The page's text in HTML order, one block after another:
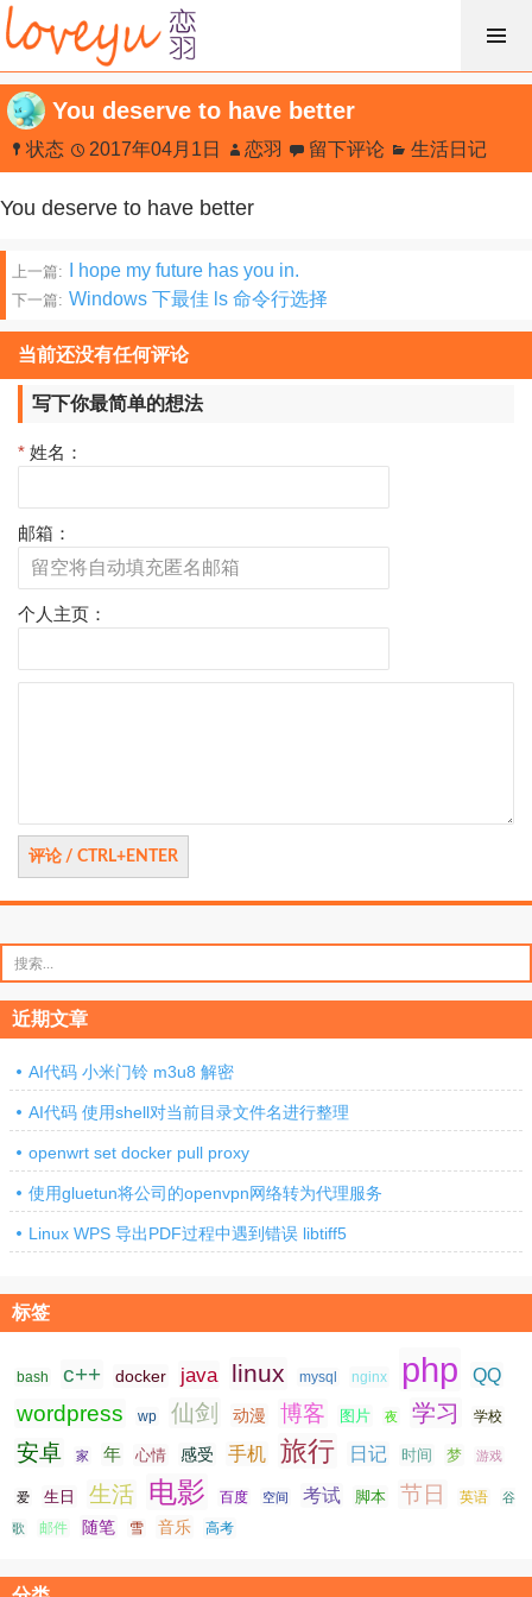
跳
过
内
容
You deserve to have better
状态 2017年04月1日 恋羽 留下评论 生活日记
You deserve to have better
文
章
分
页
上一篇: I hope my future has you in.
下一篇: Windows 下最佳 ls 命令行选择
当前还没有任何评论
写下你最简单的想法
* 姓名：
邮箱：
个人主页：
索：
近期文章
AI代码 小米门铃 m3u8 解密
AI代码 使用shell对当前目录文件名进行整理
openwrt set docker pull proxy
使用gluetun将公司的openvpn网络转为代理服务
Linux WPS 导出PDF过程中遇到错误 libtiff5
标签
bash c++ docker java linux mysql nginx php QQ
wordpress wp 仙剑 动漫 博客 图片 夜 学习 学校
安卓 家 年 心情 感受 手机 旅行 日记 时间 梦 游戏
爱 生日 生活 电影 百度 空间 考试 脚本 节日 英语 谷
歌 邮件 随笔 雪 音乐 高考